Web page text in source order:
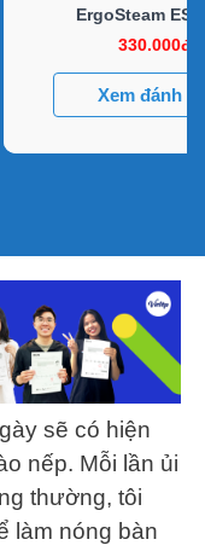
ErgoSteam
330.000đ
Xem đánh
sẽ có hiện
nếp. Mỗi lần ủi
thường, tôi
làm nóng bàn